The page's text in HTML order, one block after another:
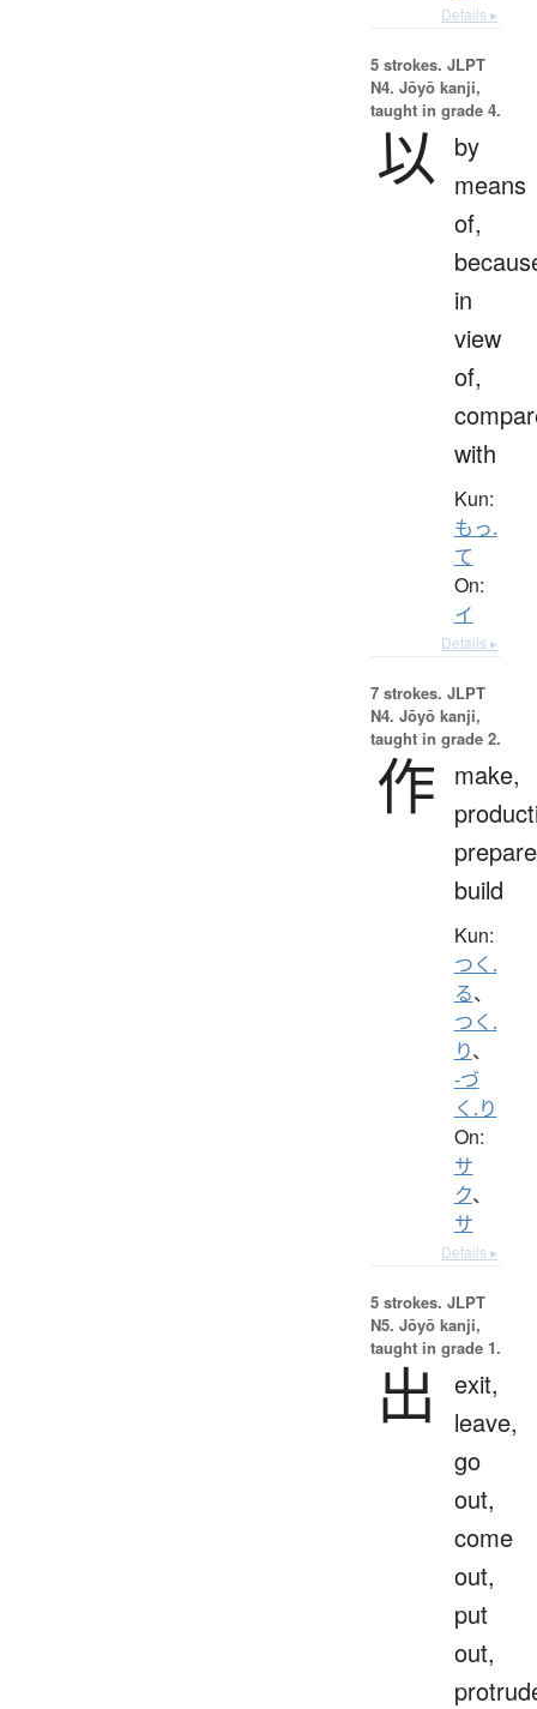
Details ▸
5 strokes. JLPT
N4. Jōyō kanji,
taught in grade 4.
以 by
means
of,
in
view
of,
with
Kun:
もっ.
て
On:
イ
Details ▸
7 strokes. JLPT
N4. Jōyō kanji,
taught in grade 2.
作
make,
build
Kun:
つく.
る、
つく.
り、
-づ
く.り
On:
サ
ク、
サ
Details ▸
5 strokes. JLPT
N5. Jōyō kanji,
taught in grade 1.
出
exit,
leave,
go
out,
come
out,
put
out,